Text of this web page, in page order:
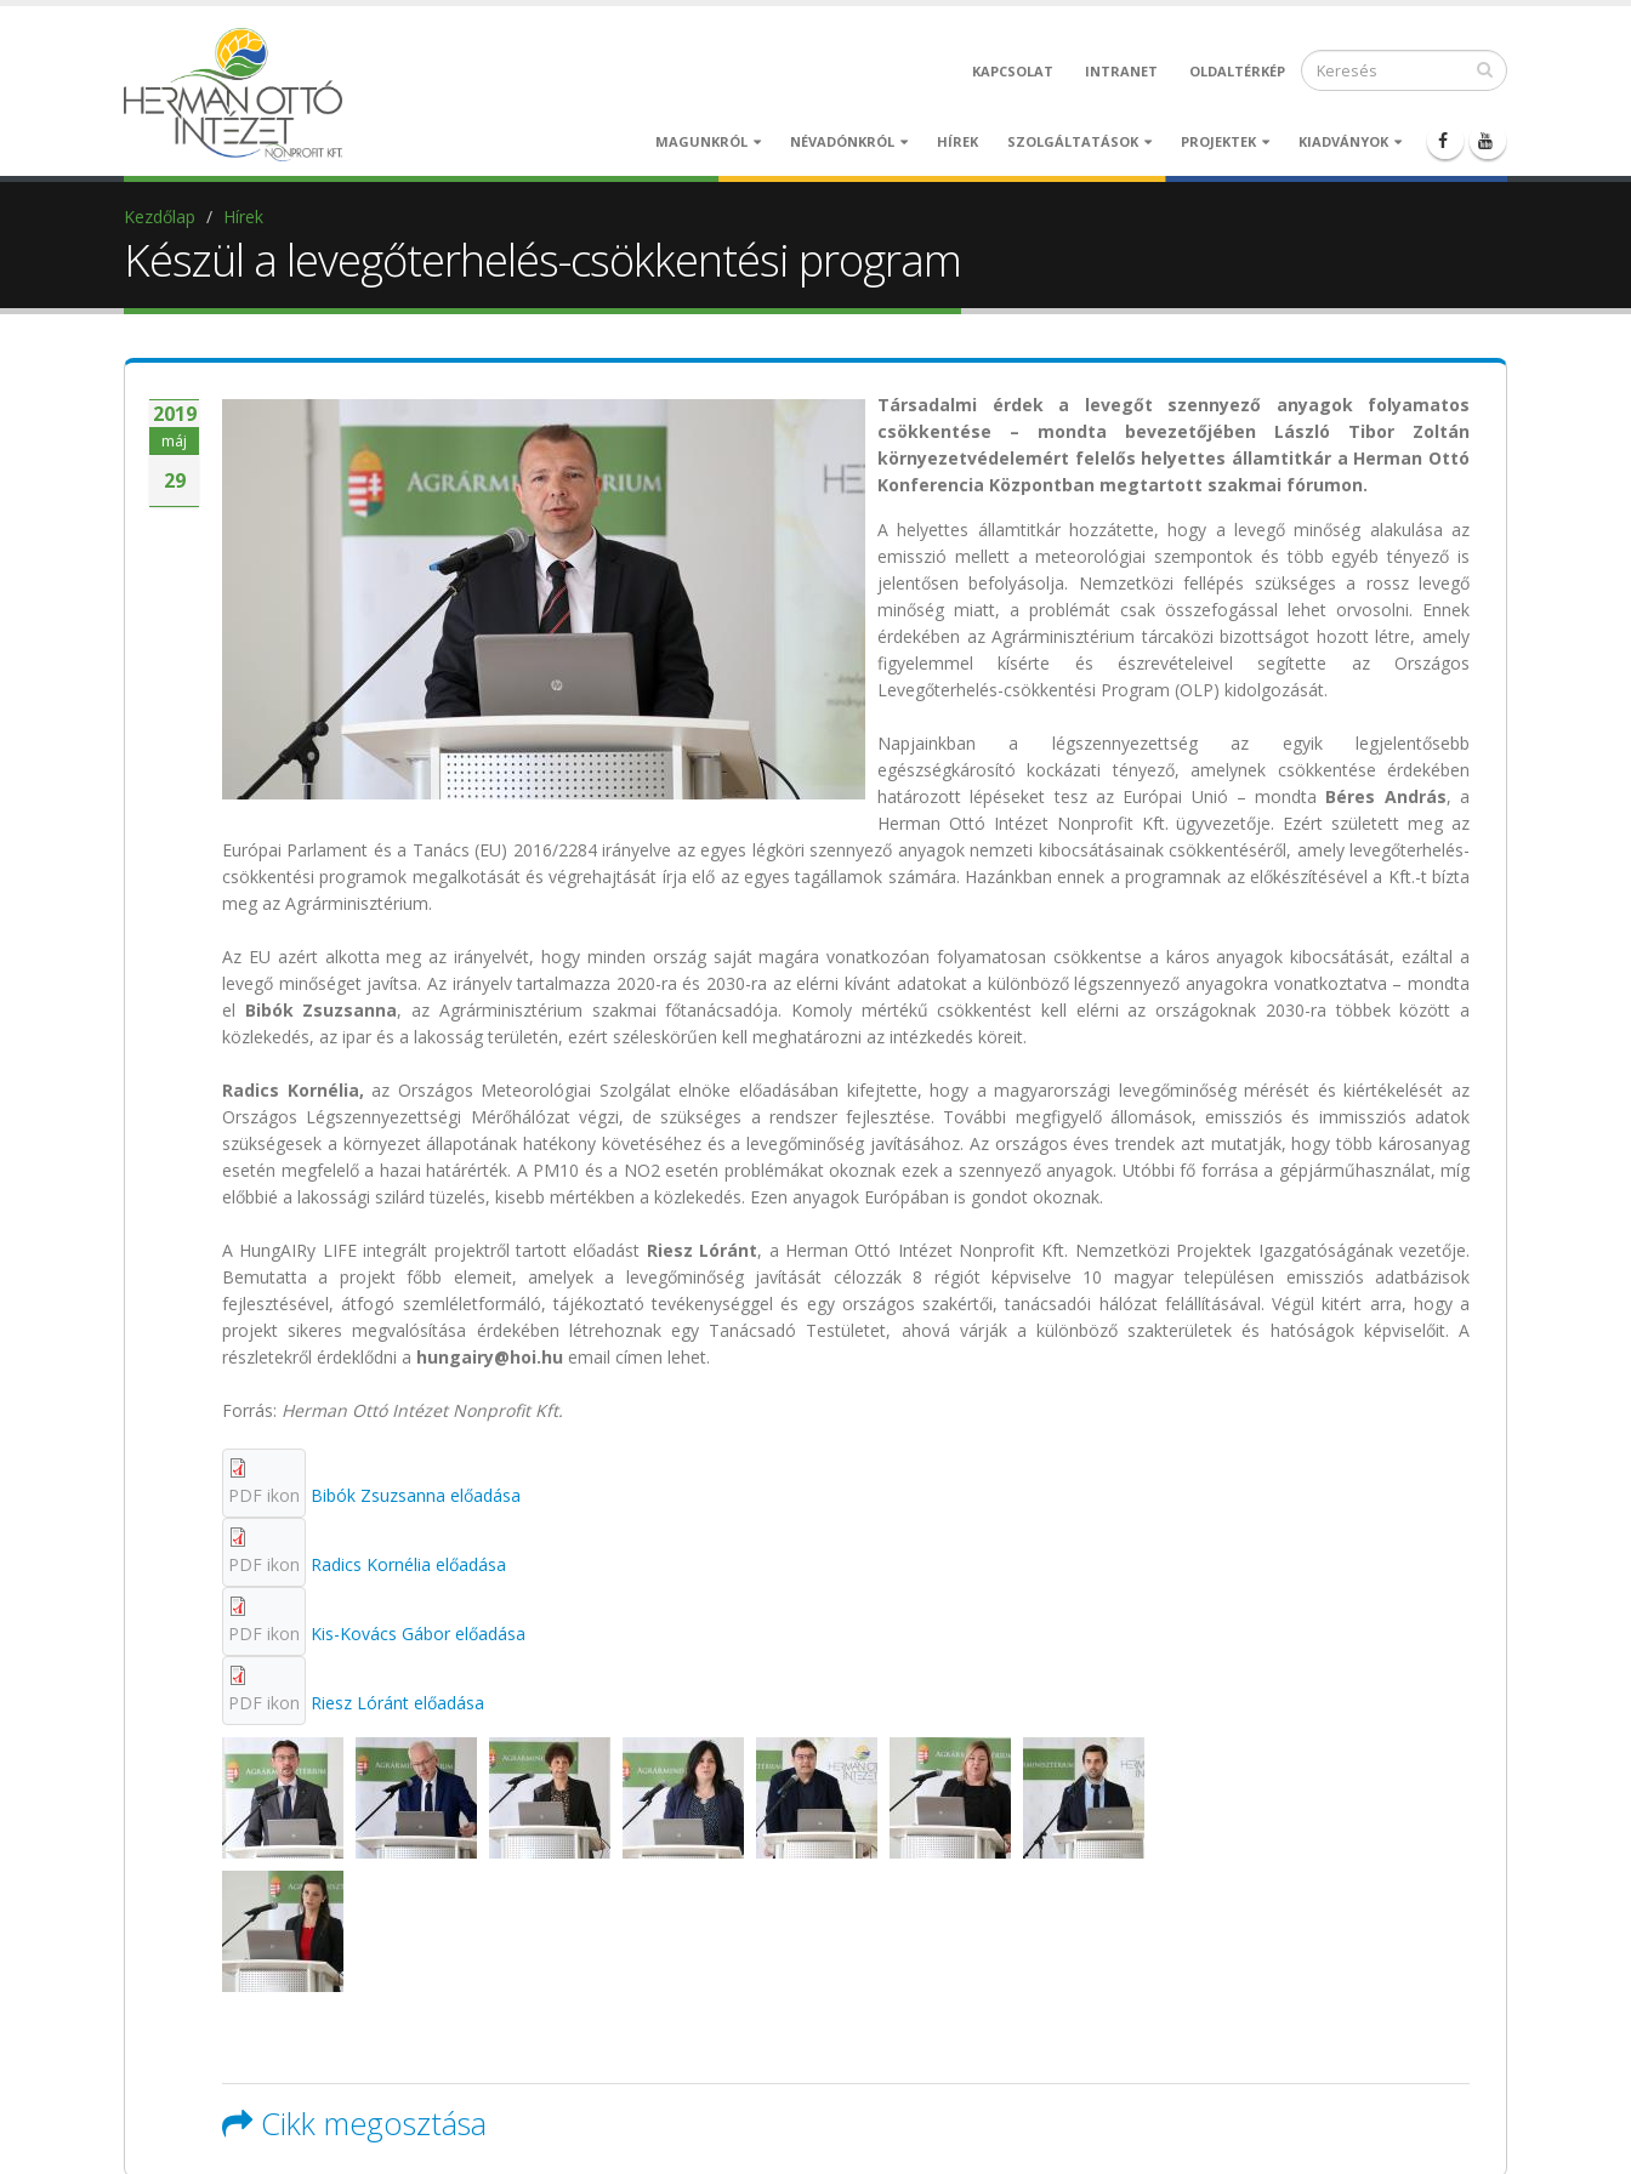
KAPCSOLAT INTRANET OLDALTÉRKÉP
MAGUNKRÓL NÉVADÓNKRÓL HÍREK SZOLGÁLTATÁSOK PROJEKTEK KIADVÁNYOK
Kezdőlap Hírek
Készül a levegőterhelés-csökkentési program
2019
máj
29
Társadalmi érdek a levegőt szennyező anyagok folyamatos
csökkentése – mondta bevezetőjében László Tibor Zoltán
környezetvédelemért felelős helyettes államtitkár a Herman Ottó
Konferencia Központban megtartott szakmai fórumon.
A helyettes államtitkár hozzátette, hogy a levegő minőség alakulása az
emisszió mellett a meteorológiai szempontok és több egyéb tényező is
jelentősen befolyásolja. Nemzetközi fellépés szükséges a rossz levegő
minőség miatt, a problémát csak összefogással lehet orvosolni. Ennek
érdekében az Agrárminisztérium tárcaközi bizottságot hozott létre, amely
figyelemmel kísérte és észrevételeivel segítette az Országos
Levegőterhelés-csökkentési Program (OLP) kidolgozását.
Napjainkban a légszennyezettség az egyik legjelentősebb
egészségkárosító kockázati tényező, amelynek csökkentése érdekében
határozott lépéseket tesz az Európai Unió – mondta Béres András, a
Herman Ottó Intézet Nonprofit Kft. ügyvezetője. Ezért született meg az
Európai Parlament és a Tanács (EU) 2016/2284 irányelve az egyes légköri szennyező anyagok nemzeti kibocsátásainak csökkentéséről, amely levegőterhelés-
csökkentési programok megalkotását és végrehajtását írja elő az egyes tagállamok számára. Hazánkban ennek a programnak az előkészítésével a Kft.-t bízta
meg az Agrárminisztérium.
Az EU azért alkotta meg az irányelvét, hogy minden ország saját magára vonatkozóan folyamatosan csökkentse a káros anyagok kibocsátását, ezáltal a
levegő minőséget javítsa. Az irányelv tartalmazza 2020-ra és 2030-ra az elérni kívánt adatokat a különböző légszennyező anyagokra vonatkoztatva – mondta
el Bibók Zsuzsanna, az Agrárminisztérium szakmai főtanácsadója. Komoly mértékű csökkentést kell elérni az országoknak 2030-ra többek között a
közlekedés, az ipar és a lakosság területén, ezért széleskörűen kell meghatározni az intézkedés köreit.
Radics Kornélia, az Országos Meteorológiai Szolgálat elnöke előadásában kifejtette, hogy a magyarországi levegőminőség mérését és kiértékelését az
Országos Légszennyezettségi Mérőhálózat végzi, de szükséges a rendszer fejlesztése. További megfigyelő állomások, emissziós és immissziós adatok
szükségesek a környezet állapotának hatékony követéséhez és a levegőminőség javításához. Az országos éves trendek azt mutatják, hogy több károsanyag
esetén megfelelő a hazai határérték. A PM10 és a NO2 esetén problémákat okoznak ezek a szennyező anyagok. Utóbbi fő forrása a gépjárműhasználat, míg
előbbié a lakossági szilárd tüzelés, kisebb mértékben a közlekedés. Ezen anyagok Európában is gondot okoznak.
A HungAIRy LIFE integrált projektről tartott előadást Riesz Lóránt, a Herman Ottó Intézet Nonprofit Kft. Nemzetközi Projektek Igazgatóságának vezetője.
Bemutatta a projekt főbb elemeit, amelyek a levegőminőség javítását célozzák 8 régiót képviselve 10 magyar településen emissziós adatbázisok
fejlesztésével, átfogó szemléletformáló, tájékoztató tevékenységgel és egy országos szakértői, tanácsadói hálózat felállításával. Végül kitért arra, hogy a
projekt sikeres megvalósítása érdekében létrehoznak egy Tanácsadó Testületet, ahová várják a különböző szakterületek és hatóságok képviselőit. A
részletekről érdeklődni a hungairy@hoi.hu email címen lehet.
Forrás: Herman Ottó Intézet Nonprofit Kft.
PDF ikon Bibók Zsuzsanna előadása
PDF ikon Radics Kornélia előadása
PDF ikon Kis-Kovács Gábor előadása
PDF ikon Riesz Lóránt előadása
Cikk megosztása